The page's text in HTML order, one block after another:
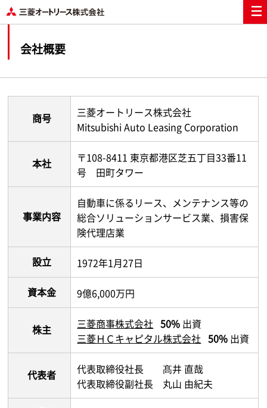
会社概要
商号
三菱オートリース株式会社
Mitsubishi Auto Leasing Corporation
本社
〒108-8411 東京都港区芝五丁目33番11
号 田町タワー
事業内容
自動車に係るリース、メンテナンス等の
総合ソリューションサービス業、損害保
険代理店業
設立 1972年1月27日
資本金 9億6,000万円
株主
三菱商事株式会社 50% 出資
三菱ＨＣキャピタル株式会社
50% 出資
代表者
代表取締役社長 髙井 直哉
代表取締役副社長 丸山 由紀夫